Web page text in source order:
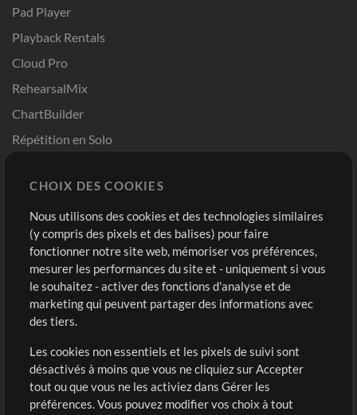
Pad Player
Playback Rentals
Cloud Pro
RehearsalMix
ChartBuilder
Répétition en Solo
Modèles ProPresenter
Sons
Boutique
Acheter des crédits
Contenu gratuit
Demander les pistes
Extras
Sessions
Compte
Connexion
S'inscrire
CHOIX DES COOKIES
Nous utilisons des cookies et des technologies similaires
(y compris des pixels et des balises) pour faire
fonctionner notre site web, mémoriser vos préférences,
mesurer les performances du site et - uniquement si vous
le souhaitez - activer des fonctions d'analyse et de
marketing qui peuvent partager des informations avec
des tiers.
Les cookies non essentiels et les pixels de suivi sont
désactivés à moins que vous ne cliquiez sur Accepter
tout ou que vous ne les activiez dans Gérer les
préférences. Vous pouvez modifier vos choix à tout